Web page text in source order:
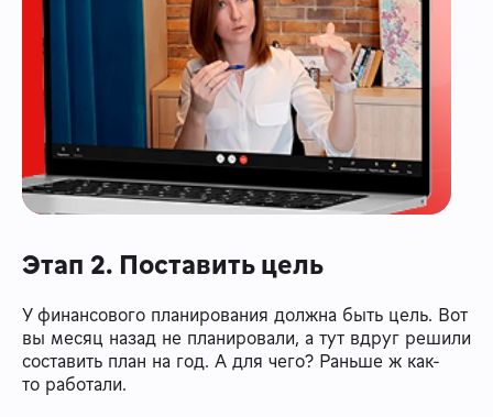
Этап 2. Поставить цель
У финансового планирования должна быть цель. Вот
вы месяц назад не планировали, а тут вдруг решили
составить план на год. А для чего? Раньше ж как-
то работали.